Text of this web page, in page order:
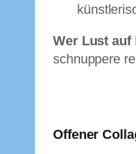
Wer Lust auf
schnuppere
Offener